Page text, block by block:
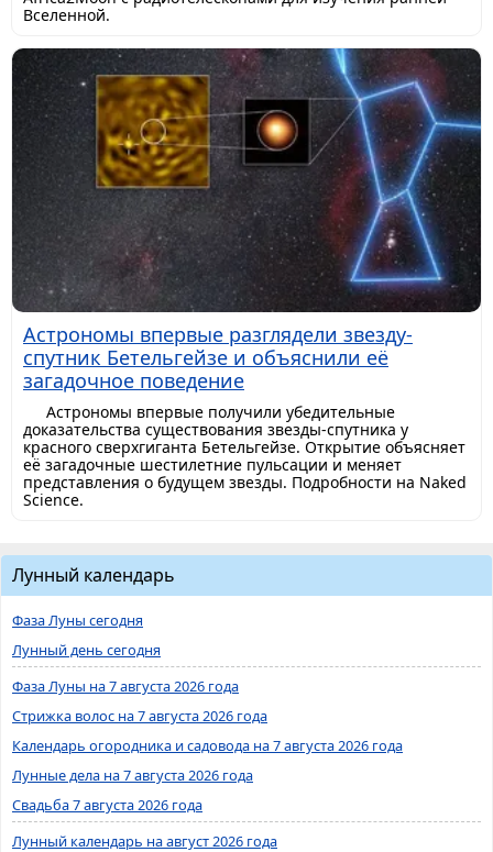
Вселенной.
Астрономы впервые разглядели звезду-
спутник Бетельгейзе и объяснили её
загадочное поведение
Астрономы впервые получили убедительные
доказательства существования звезды-спутника у
красного сверхгиганта Бетельгейзе. Открытие объясняет
её загадочные шестилетние пульсации и меняет
представления о будущем звезды. Подробности на Naked
Science.
Лунный календарь
Фаза Луны сегодня
Лунный день сегодня
Фаза Луны на 7 августа 2026 года
Стрижка волос на 7 августа 2026 года
Календарь огородника и садовода на 7 августа 2026 года
Лунные дела на 7 августа 2026 года
Свадьба 7 августа 2026 года
Лунный календарь на август 2026 года